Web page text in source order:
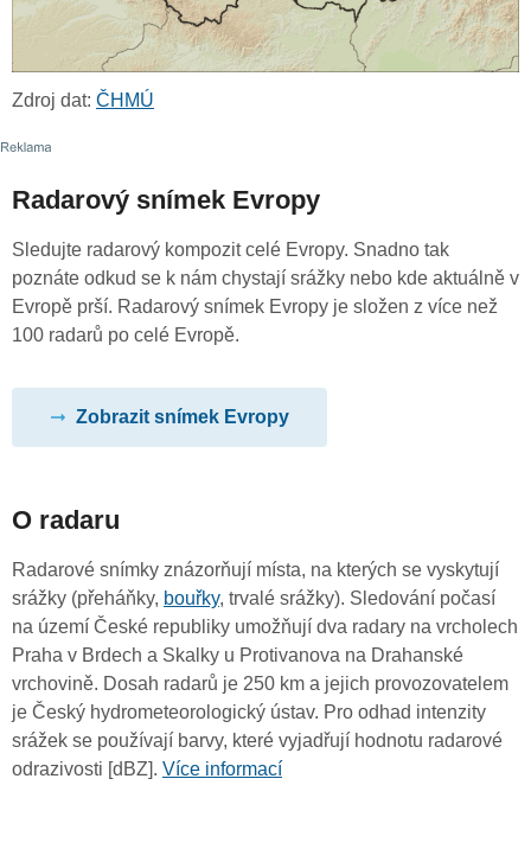
Zdroj dat: ČHMÚ
Radarový snímek Evropy
Sledujte radarový kompozit celé Evropy. Snadno tak
poznáte odkud se k nám chystají srážky nebo kde aktuálně v
Evropě prší. Radarový snímek Evropy je složen z více než
100 radarů po celé Evropě.
Zobrazit snímek Evropy
O radaru
Radarové snímky znázorňují místa, na kterých se vyskytují
srážky (přeháňky, bouřky, trvalé srážky). Sledování počasí
na území České republiky umožňují dva radary na vrcholech
Praha v Brdech a Skalky u Protivanova na Drahanské
vrchovině. Dosah radarů je 250 km a jejich provozovatelem
je Český hydrometeorologický ústav. Pro odhad intenzity
srážek se používají barvy, které vyjadřují hodnotu radarové
odrazivosti [dBZ]. Více informací